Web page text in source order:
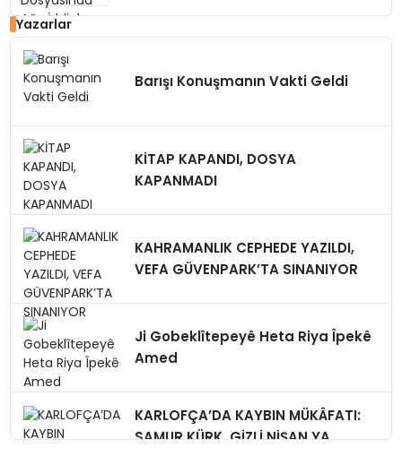
Yazarlar
Barışı Konuşmanın Vakti Geldi
KİTAP KAPANDI, DOSYA
KAPANMADI
KAHRAMANLIK CEPHEDE YAZILDI,
VEFA GÜVENPARK’TA SINANIYOR
Ji Gobeklîtepeyê Heta Riya Îpekê
Amed
KARLOFÇA’DA KAYBIN MÜKÂFATI:
SAMUR KÜRK, GİZLİ NİŞAN,YA